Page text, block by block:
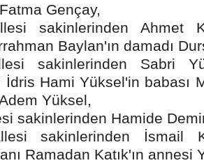
Gençay,
sakinlerinden Ahmet
Baylan'ın damadı
sakinlerinden Sabri
Hami Yüksel'in babası
Yüksel,
sakinlerinden Hamide
sakinlerinden İsmail
Ramadan Katık'ın annesi